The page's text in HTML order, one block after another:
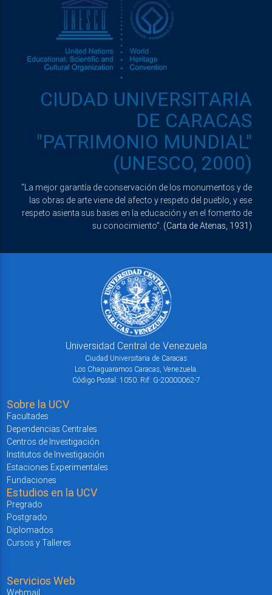
CIUDAD UNIVERSITARIA
DE CARACAS
"PATRIMONIO MUNDIAL"
(UNESCO, 2000)
"La mejor garantía de conservación de los monumentos y de
las obras de arte viene del afecto y respeto del pueblo, y ese
respeto asienta sus bases en la educación y en el fomento de
su conocimiento". (Carta de Atenas, 1931)
Universidad Central de Venezuela
Ciudad Universitaria de Caracas
Los Chaguaramos Caracas, Venezuela.
Código Postal: 1050. Rif: G-20000062-7
Sobre la UCV
Facultades
Dependencias Centrales
Centros de Investigación
Institutos de Investigación
Estaciones Experimentales
Fundaciones
Estudios en la UCV
Pregrado
Postgrado
Diplomados
Cursos y Talleres
Servicios Web
Webmail